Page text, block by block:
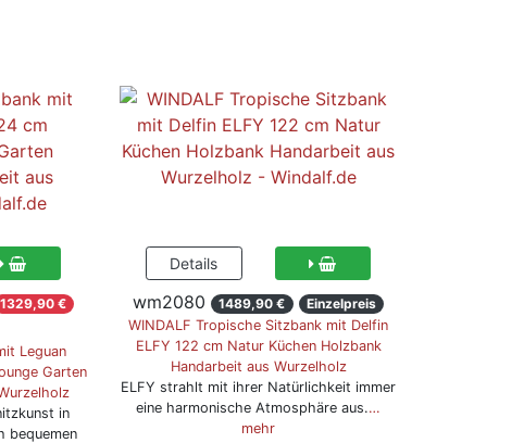
1329,90 €
Leguan
Garten
in
bequemen
wm2080 1489,90 €
Einzelpreis
WINDALF Tropische Sitzbank mit Delfin
ELFY 122 cm Natur Küchen Holzbank
Handarbeit aus Wurzelholz
ELFY strahlt mit ihrer Natürlichkeit immer
eine harmonische Atmosphäre aus.…
mehr